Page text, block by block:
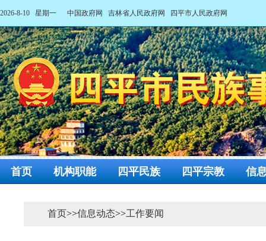
2026-8-10 星期一 中国政府网 吉林省人民政府网 四平市人民政府网
首页 机构职能 四平民族 四平宗教 信
首页>>信息动态>>工作要闻